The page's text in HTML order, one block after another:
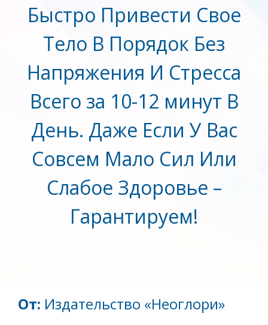
Быстро Привести Свое
Тело В Порядок Без
Напряжения И Стресса
Всего за 10-12 минут В
День. Даже Если У Вас
Совсем Мало Сил Или
Слабое Здоровье –
Гарантируем!
От: Издательство «Неоглори»